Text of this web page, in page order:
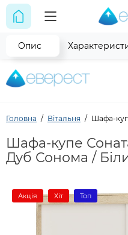
Головна Вітальня Шафа-
Шафа-купе
Дуб Сонома /
Акція Хіт Топ
Опис